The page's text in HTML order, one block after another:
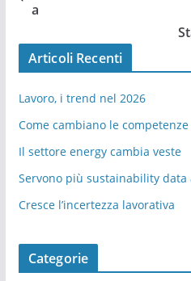
a
Articoli Recenti
Lavoro, i trend nel 2026
Come cambiano le competenze
Il settore energy cambia veste
Servono più sustainability data
Cresce l’incertezza lavorativa
Categorie